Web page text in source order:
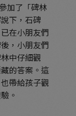
加了「碑林
下，石碑
在小朋友們
，小朋友們
中仔細觀
的答案。這
帶給孩子觀
。